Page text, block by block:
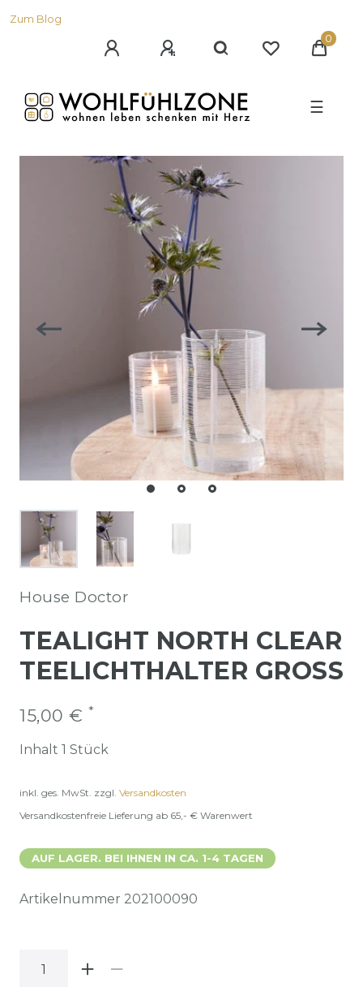
Zum Blog
0
☰
House Doctor
TEALIGHT NORTH CLEAR
TEELICHTHALTER GROSS
15,00 € *
Inhalt 1 Stück
inkl. ges. MwSt. zzgl. Versandkosten
Versandkostenfreie Lieferung ab 65,- € Warenwert
AUF LAGER. BEI IHNEN IN CA. 1-4 TAGEN
Artikelnummer 202100090